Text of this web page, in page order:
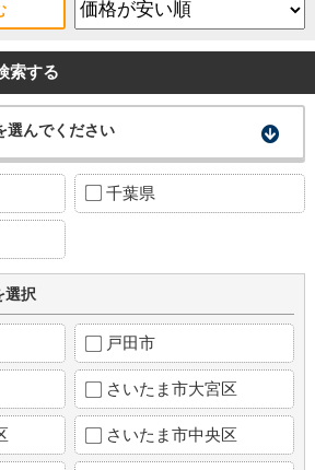
索する
選んでください
千葉県
選択
戸田市
さいたま市大宮区
さいたま市中央区